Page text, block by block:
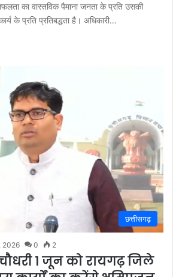
का वास्तविक पैमाना जनता के प्रति उसकी
के प्रति प्रतिबद्धता है। अधिकारी…
छत्तीसगढ़
2026 0 2
चौधरी 1 जून को रायगढ़ जिले